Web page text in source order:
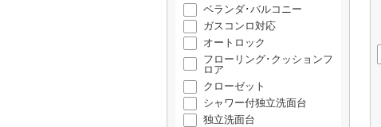
ベランダ･バルコニー
ガスコンロ対応
オートロック
フローリング･クッションフ
ロア
クローゼット
シャワー付独立洗面台
独立洗面台